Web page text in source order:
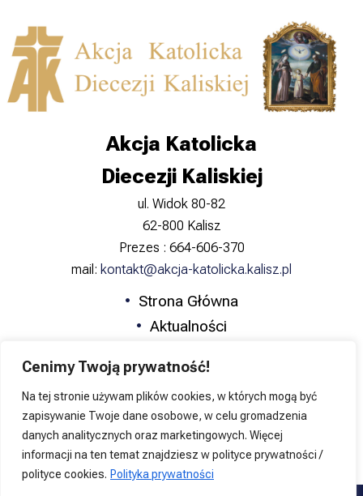
Cenimy Twoją prywatność!
Na tej stronie używam plików cookies, w których mogą być
zapisywanie Twoje dane osobowe, w celu gromadzenia
danych analitycznych oraz marketingowych. Więcej
informacji na ten temat znajdziesz w polityce prywatności /
polityce cookies. Polityka prywatności
Akcja Katolicka
Diecezji Kaliskiej
ul. Widok 80-82
62-800 Kalisz
Prezes : 664-606-370
mail: kontakt@akcja-katolicka.kalisz.pl
Strona Główna
Aktualności
Formacja
Katolicka Nauka Społeczna
Kontakt